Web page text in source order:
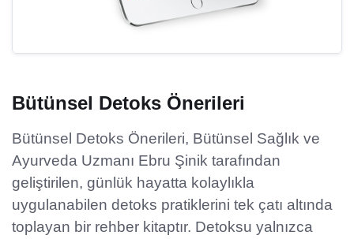
Bütünsel Detoks Önerileri
Bütünsel Detoks Önerileri, Bütünsel Sağlık ve
Ayurveda Uzmanı Ebru Şinik tarafından
geliştirilen, günlük hayatta kolaylıkla
uygulanabilen detoks pratiklerini tek çatı altında
toplayan bir rehber kitaptır. Detoksu yalnızca